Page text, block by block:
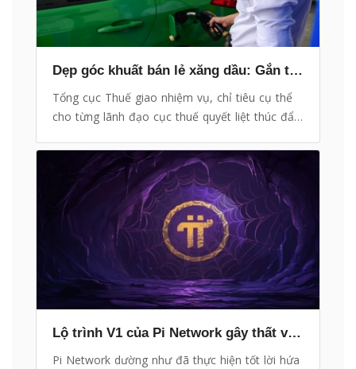
Dẹp góc khuất bán lẻ xăng dầu: Gắn trách nhiệm lãnh đạo cục thuế
Tổng cục Thuế giao nhiệm vụ, chỉ tiêu cụ thể
cho từng lãnh đạo cục thuế quyết liệt thúc đẩy
đơn điện tử sau từng lần bán hàng. Đây là một
phần trong việc dẹp góc khuất xăng dầu.
Lộ trình V1 của Pi Network gây thất vọng, ngày Pi Mainnet vẫn còn ‘xa xăm’
Pi Network dường như đã thực hiện tốt lời hứa